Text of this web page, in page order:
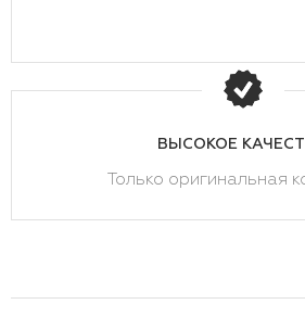
ВЫСОКОЕ
Только оригинальная